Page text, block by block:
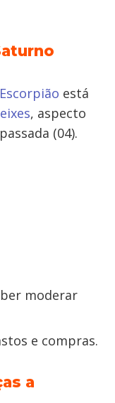
está
, aspecto
(04).
moderar
e compras.
a